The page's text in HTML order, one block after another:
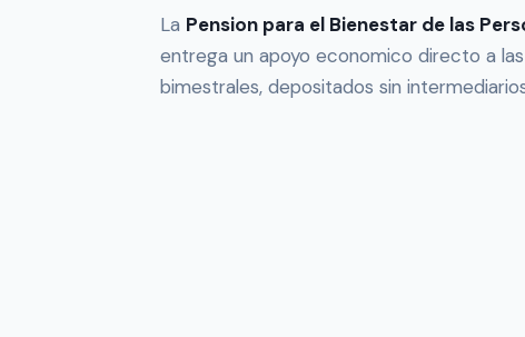
La Pension para el Bienestar de las
entrega un apoyo economico directo a
bimestrales, depositados sin